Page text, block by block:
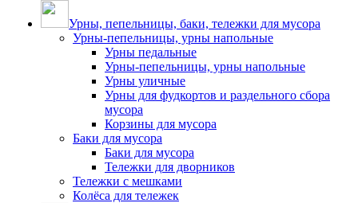
Урны, пепельницы, баки, тележки для мусора
Урны-пепельницы, урны напольные
Урны педальные
Урны-пепельницы, урны напольные
Урны уличные
Урны для фудкортов и раздельного сбора
мусора
Корзины для мусора
Баки для мусора
Баки для мусора
Тележки для дворников
Тележки с мешками
Колёса для тележек